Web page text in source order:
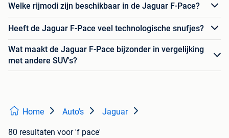
Welke rijmodi zijn beschikbaar in de Jaguar F-Pace?
Heeft de Jaguar F-Pace veel technologische snufjes?
Wat maakt de Jaguar F-Pace bijzonder in vergelijking
met andere SUV's?
Home Auto's Jaguar
80 resultaten voor 'f pace'